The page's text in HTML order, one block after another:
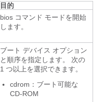
目的
bios コマンド モードを開始
します。
ブート デバイス オプション
と順序を指定します。 次の
1 つ以上を選択できます。
cdrom：ブート可能な
CD-ROM